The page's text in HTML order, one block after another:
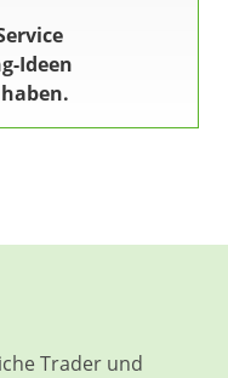
Ideen
Trader und